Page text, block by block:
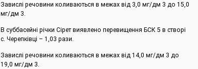
Завислі речовини коливаються в межах від 3,0 мг/дм 3 до 15,0
мг/дм 3.
В суббасейні річки Сірет виявлено перевищення БСК 5 в створі
с. Черепківці – 1,03 рази.
Завислі речовини коливаються в межах від 14,0 мг/дм 3 до
19,0 мг/дм 3.